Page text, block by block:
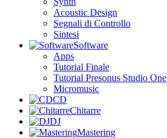
Acoustic Design
Segnali di Controllo
Sintesi
Software
Apps
Tutorial Finale
Tutorial Presonus Studio One
Micromusic
CD
Chitarre
DJ
Mastering